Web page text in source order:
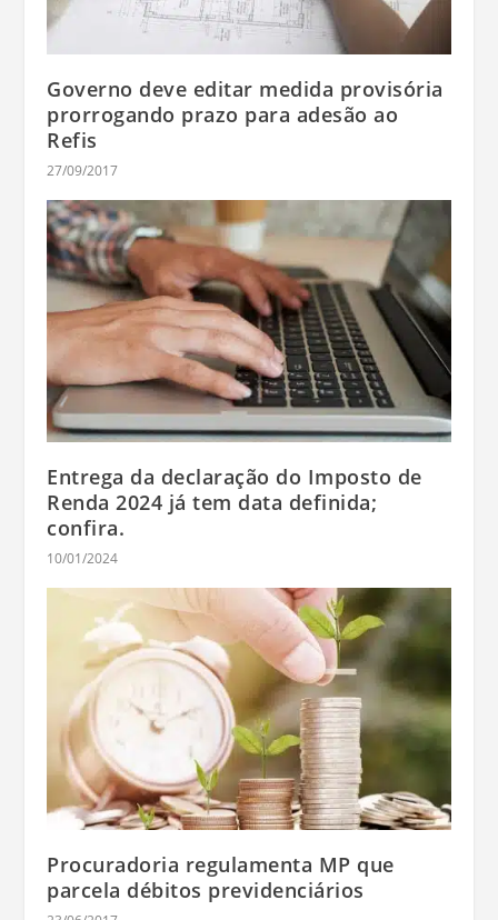
Governo deve editar medida provisória
prorrogando prazo para adesão ao
Refis
27/09/2017
Entrega da declaração do Imposto de
Renda 2024 já tem data definida;
confira.
10/01/2024
Procuradoria regulamenta MP que
parcela débitos previdenciários